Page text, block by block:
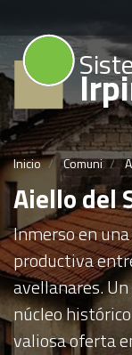
Inicio Comuni
Aiello del
Inmerso en
productiva
avellanares.
núcleo
valiosa oferta